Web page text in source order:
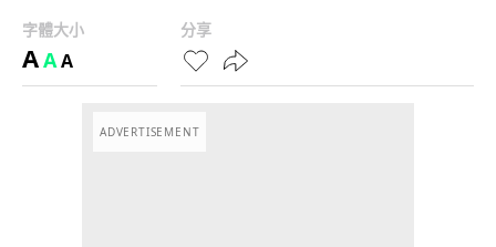
字體大小
AAA
分享
ADVERTISEMENT